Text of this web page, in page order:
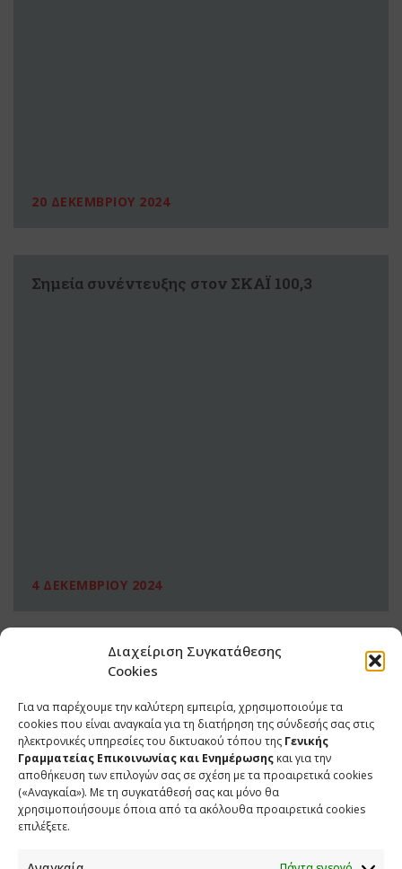
Διαχείριση Συγκατάθεσης
Cookies
Για να παρέχουμε την καλύτερη εμπειρία, χρησιμοποιούμε τα
cookies που είναι αναγκαία για τη διατήρηση της σύνδεσής σας στις
ηλεκτρονικές υπηρεσίες του δικτυακού τόπου της Γενικής
Γραμματείας Επικοινωνίας και Ενημέρωσης και για την
αποθήκευση των επιλογών σας σε σχέση με τα προαιρετικά cookies
(«Αναγκαία»). Με τη συγκατάθεσή σας και μόνο θα
χρησιμοποιήσουμε όποια από τα ακόλουθα προαιρετικά cookies
επιλέξετε.
20 ΔΕΚΕΜΒΡΙΟΥ 2024
Σημεία συνέντευξης στον ΣΚΑΪ 100,3
4 ΔΕΚΕΜΒΡΙΟΥ 2024
ΕΠΙΚΟΙΝΩΝΙΑ
Φραγκούδη 11 & Αλεξάνδρου Πάντου